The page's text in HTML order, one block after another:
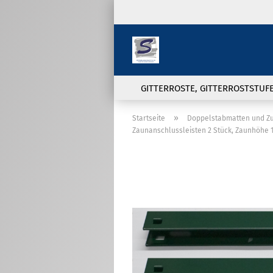
GITTERROSTE,
8/6/8 Ausführung
Pfosten für
Doppelstabmattenzaun
Zaunanschlußwinkel,
Wandanschlußwinkel und
Startseite » Doppelstabmatten und
Zaunanschlussleisten 2 Stück, Zaunhöhe